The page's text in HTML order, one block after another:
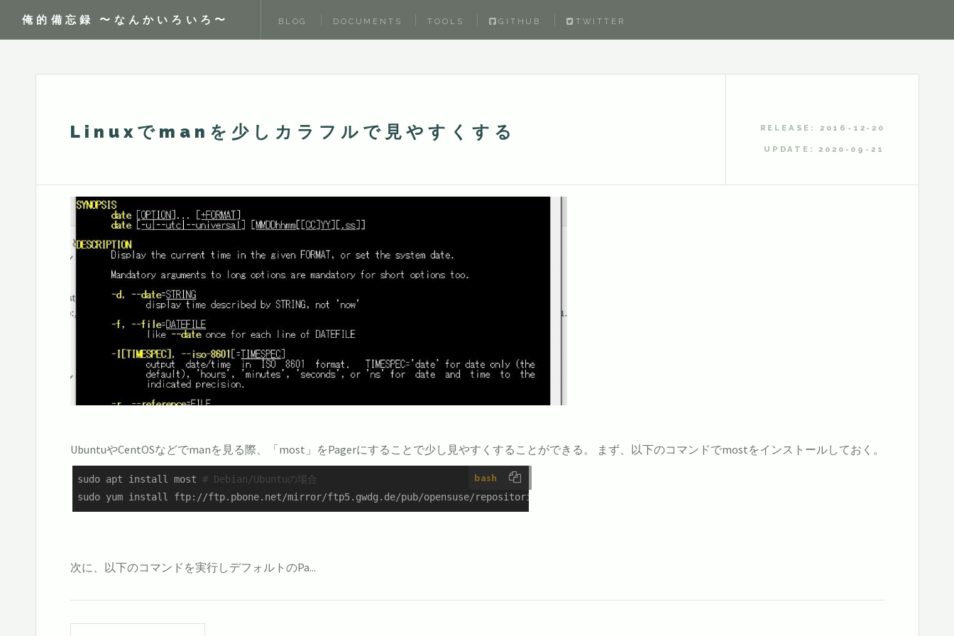
俺的備忘録 〜なんかいろいろ〜 BLOG DOCUMENTS TOOLS GITHUB TWITTER
Linuxでmanを少しカラフルで見やすくする RELEASE: 2016-12-20
UPDATE: 2020-09-21
UbuntuやCentOSなどでmanを見る際、「most」をPagerにすることで少し見やすくすることができる。 まず、以下のコマンドでmostをインストールしておく。
bash
sudo apt install most # Debian/Ubuntuの場合
sudo yum install ftp://ftp.pbone.net/mirror/ftp5.gwdg.de/pub/opensuse/repositories/utilities/CentOS_6/x86_64/most-5.0.0a-3.1.x86_64.rpm
次に、以下のコマンドを実行しデフォルトのPa...